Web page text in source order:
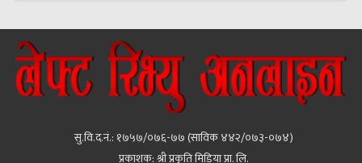
सु.वि.द.नं.: १७५७/०७६-७७ (साविक ४४२/०७३-०७४)
प्रकाशक: श्री प्रकृति मिडिया प्रा. लि.